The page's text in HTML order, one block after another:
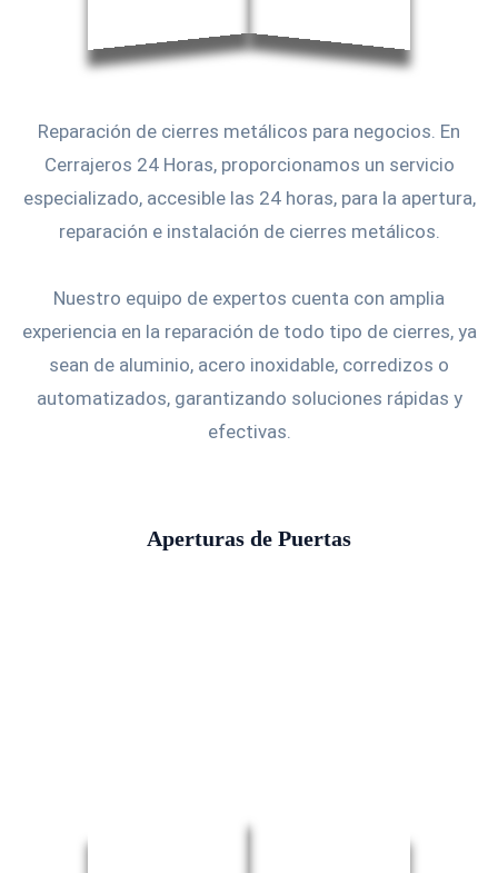
Reparación de cierres metálicos para negocios. En
Cerrajeros 24 Horas, proporcionamos un servicio
especializado, accesible las 24 horas, para la apertura,
reparación e instalación de cierres metálicos.
Nuestro equipo de expertos cuenta con amplia
experiencia en la reparación de todo tipo de cierres, ya
sean de aluminio, acero inoxidable, corredizos o
automatizados, garantizando soluciones rápidas y
efectivas.
Aperturas de Puertas